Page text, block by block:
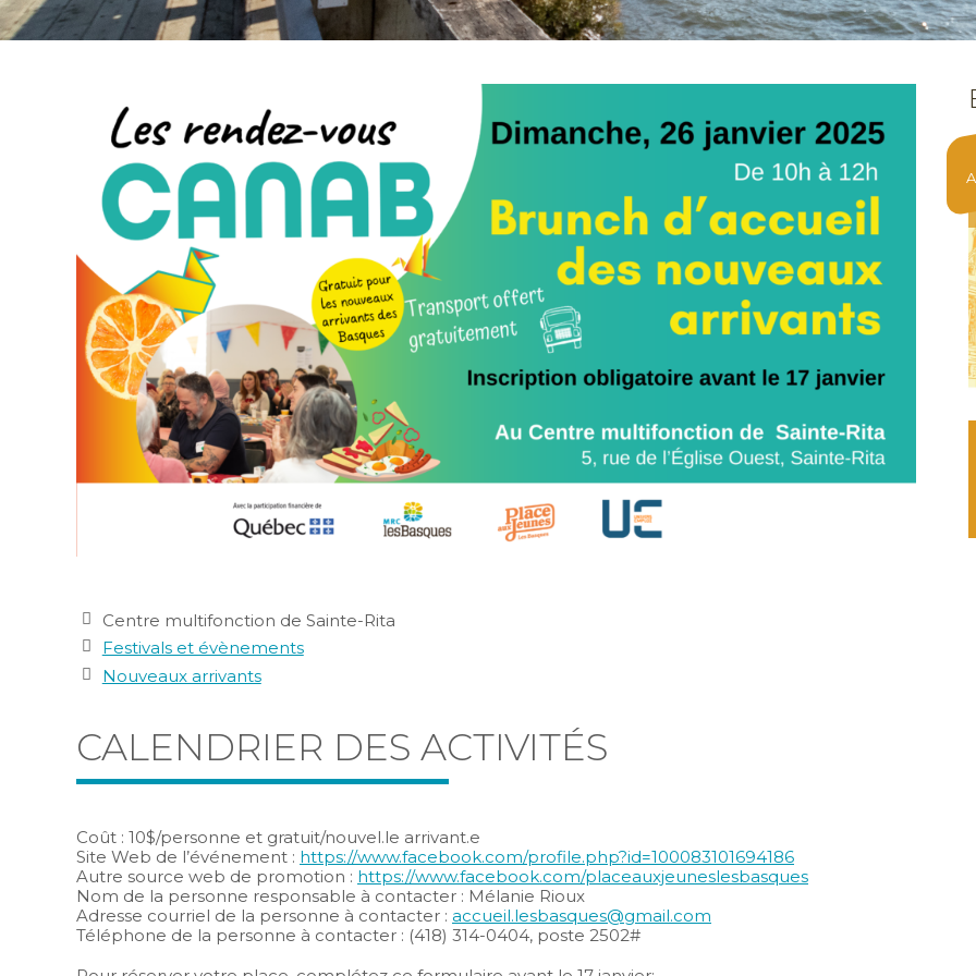
LieuCentre multifonction de Sainte-Rita
Catégories
Festivals et évènements
Publics
Nouveaux arrivants
CALENDRIER DES ACTIVITÉS
Coût : 10$/personne et gratuit/nouvel.le arrivant.e
Site Web de l’événement : https://www.facebook.com/profile.php?id=100083101694186
Autre source web de promotion : https://www.facebook.com/placeauxjeuneslesbasques
Nom de la personne responsable à contacter : Mélanie Rioux
Adresse courriel de la personne à contacter : accueil.lesbasques@gmail.com
Téléphone de la personne à contacter : (418) 314-0404, poste 2502#
LES PIQUES-NIQUES MUSICAUX
Août 2026
C’est un rendez-vous tous les dimanches
midis dans le parc de l’église de Trois-
Pistoles ou, s’il pleut, dans la Forge à
LES PIANÔS BORD DE L’EAU
On termine la semaine dans la brise du
fleuve, au quai de Trois-Pistoles, pour
écouter une ou un pianiste a l’œuvre sur le
piano public!